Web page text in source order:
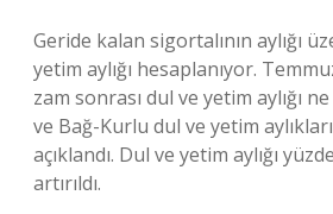
Geride kalan sigortalının aylığı
yetim aylığı hesaplanıyor.
zam sonrası dul ve yetim aylığı
ve Bağ-Kurlu dul ve yetim
açıklandı. Dul ve yetim aylığı
artırıldı.